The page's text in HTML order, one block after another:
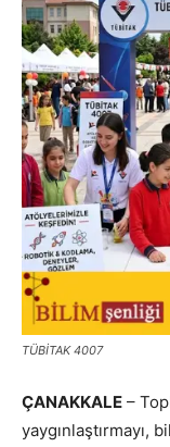
TÜBİTAK 4007
ÇANAKKALE –
yaygınlaştırmayı,